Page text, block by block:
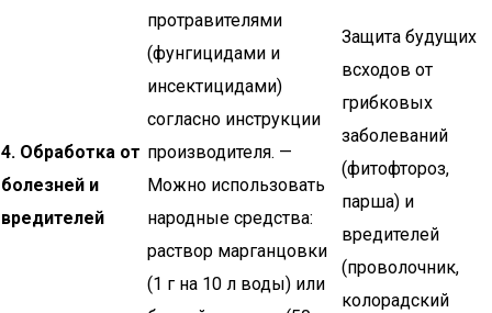
4. Обработка от
болезней и
вредителей
протравителями
(фунгицидами и
инсектицидами)
согласно инструкции
производителя. —
Можно использовать
народные средства:
раствор марганцовки
(1 г на 10 л воды) или
Защита будущих
всходов от
грибковых
заболеваний
(фитофтороз,
парша) и
вредителей
(проволочник,
колорадский